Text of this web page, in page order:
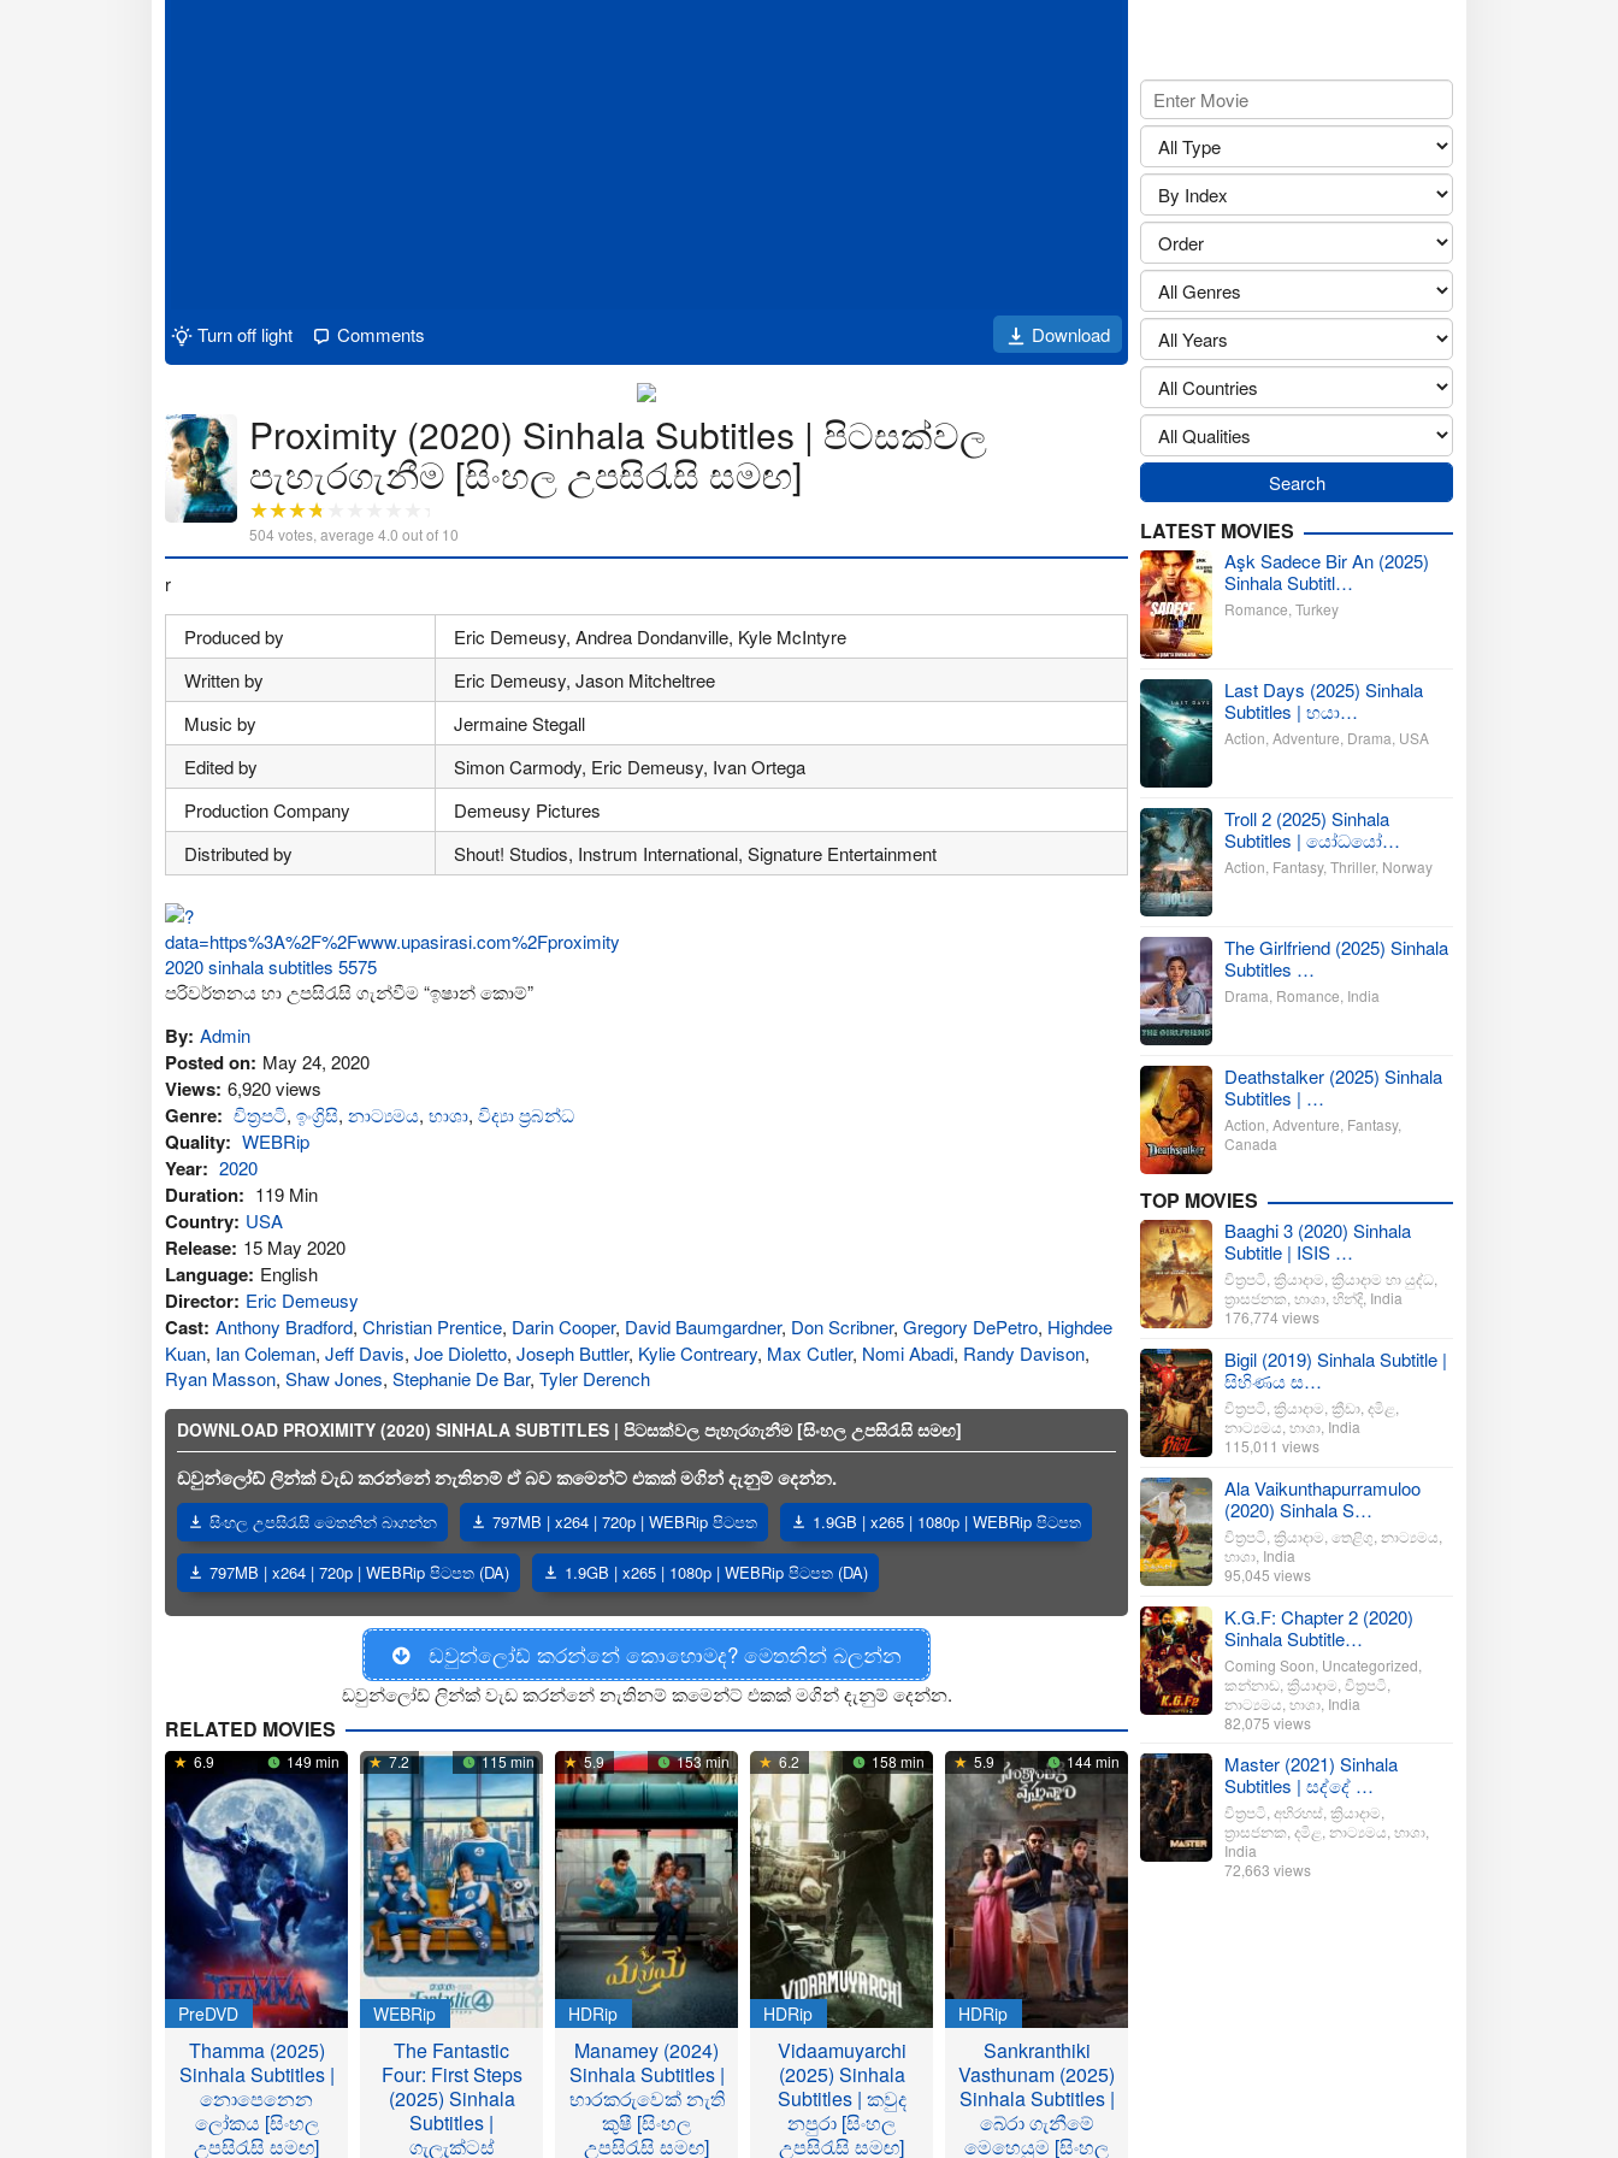
Turn off light Comments Download
Proximity (2020) Sinhala Subtitles | පිටසක්වල
පැහැරගැනීම [සිංහල උපසිරැසි සමඟ]
504 votes, average 4.0 out of 10
r
Produced by
Eric Demeusy, Andrea Dondanville, Kyle McIntyre
Written by
Eric Demeusy, Jason Mitcheltree
Music by
Jermaine Stegall
Edited by
Simon Carmody, Eric Demeusy, Ivan Ortega
Production Company
Demeusy Pictures
Distributed by
Shout! Studios, Instrum International, Signature Entertainment
පරිවර්තනය හා උපසිරැසි ගැන්වීම “ඉෂාන් කොම්”
By: Admin
Posted on: May 24, 2020
Views: 6,920 views
Genre: චිත්‍රපටි, ඉංග්‍රිසි, නාට්‍යමය, භාශා, විද්‍යා ප්‍රබන්ධ
Quality: WEBRip
Year: 2020
Duration: 119 Min
Country: USA
Release: 15 May 2020
Language: English
Director: Eric Demeusy
Cast: Anthony Bradford, Christian Prentice, Darin Cooper, David Baumgardner, Don Scribner, Gregory DePetro, Highdee
Kuan, Ian Coleman, Jeff Davis, Joe Dioletto, Joseph Buttler, Kylie Contreary, Max Cutler, Nomi Abadi, Randy Davison,
Ryan Masson, Shaw Jones, Stephanie De Bar, Tyler Derench
DOWNLOAD PROXIMITY (2020) SINHALA SUBTITLES | පිටසක්වල පැහැරගැනීම [සිංහල උපසිරැසි සමඟ]
ඩවුන්ලෝඩ් ලින්ක් වැඩ කරන්නේ නැතිනම් ඒ බව කමෙන්ට් එකක් මගින් දැනුම් දෙන්න.
සිංහල උපසිරැසි මෙතනින් බාගන්න 797MB | x264 | 720p | WEBRip පිටපත 1.9GB | x265 | 1080p | WEBRip පිටපත
797MB | x264 | 720p | WEBRip පිටපත (DA) 1.9GB | x265 | 1080p | WEBRip පිටපත (DA)
ඩවුන්ලෝඩ් කරන්නේ කොහොමද? මෙතනින් බලන්න
ඩවුන්ලෝඩ් ලින්ක් වැඩ කරන්නේ නැතිනම් කමෙන්ට් එකක් මගින් දැනුම් දෙන්න.
RELATED MOVIES
6.9 149 min
PreDVD
Thamma (2025)
Sinhala Subtitles |
නොපෙනෙන
ලෝකය [සිංහල
උපසිරැසි සමඟ]
7.2 115 min
WEBRip
The Fantastic
Four: First Steps
(2025) Sinhala
Subtitles |
ගැලැක්ටස්
5.9 153 min
HDRip
Manamey (2024)
Sinhala Subtitles |
භාරකරුවෙක් නැති
කුෂී [සිංහල
උපසිරැසි සමඟ]
6.2 158 min
HDRip
Vidaamuyarchi
(2025) Sinhala
Subtitles | කවුද
නපුරා [සිංහල
උපසිරැසි සමඟ]
5.9 144 min
HDRip
Sankranthiki
Vasthunam (2025)
Sinhala Subtitles |
බේරා ගැනීමේ
මෙහෙයුම [සිංහල
LATEST MOVIES
Aşk Sadece Bir An (2025)
Sinhala Subtitl…
Romance Turkey
Last Days (2025) Sinhala
Subtitles | භයා…
Action Adventure Drama USA
Troll 2 (2025) Sinhala
Subtitles | යෝධයෝ…
Action Fantasy, Thriller, Norway
The Girlfriend (2025) Sinhala
Subtitles …
Drama Romance India
Deathstalker (2025) Sinhala
Subtitles | …
Action Adventure Fantasy,
Canada
TOP MOVIES
Baaghi 3 (2020) Sinhala
Subtitle | ISIS …
චිත්‍රපටි ක්‍රියාදාම ක්‍රියාදාම හා යුද්ධ
ත්‍රාසජනක භාශා හින්දි India
176,774 views
Bigil (2019) Sinhala Subtitle |
සිහිණය ස…
චිත්‍රපටි ක්‍රියාදාම ක්‍රීඩා දමිළ
නාට්‍යමය භාශා India
115,011 views
Ala Vaikunthapurramuloo
(2020) Sinhala S…
චිත්‍රපටි ක්‍රියාදාම තෙළිගු නාට්‍යමය
භාශා India
95,045 views
K.G.F: Chapter 2 (2020)
Sinhala Subtitle…
Coming Soon Uncategorized
කන්නාඩ ක්‍රියාදාම චිත්‍රපටි
නාට්‍යමය භාශා India
82,075 views
Master (2021) Sinhala
Subtitles | සද්දේ …
චිත්‍රපටි අභිරහස් ක්‍රියාදාම
ත්‍රාසජනක දමිළ නාට්‍යමය භාශා
India
72,663 views